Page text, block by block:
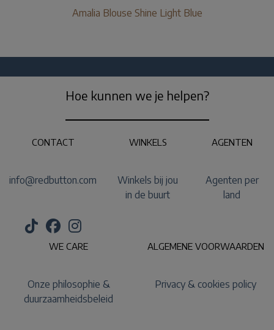
Amalia Blouse Shine Light Blue
Hoe kunnen we je helpen?
CONTACT
info@redbutton.com
WINKELS
Winkels bij jou
in de buurt
AGENTEN
Agenten per
land
WE CARE
Onze philosophie &
duurzaamheidsbeleid
ALGEMENE VOORWAARDEN
Privacy & cookies policy